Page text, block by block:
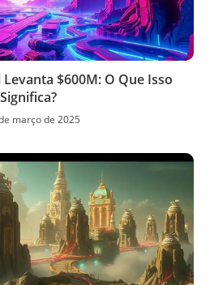
$600M: O Que Isso
Significa?
março de 2025